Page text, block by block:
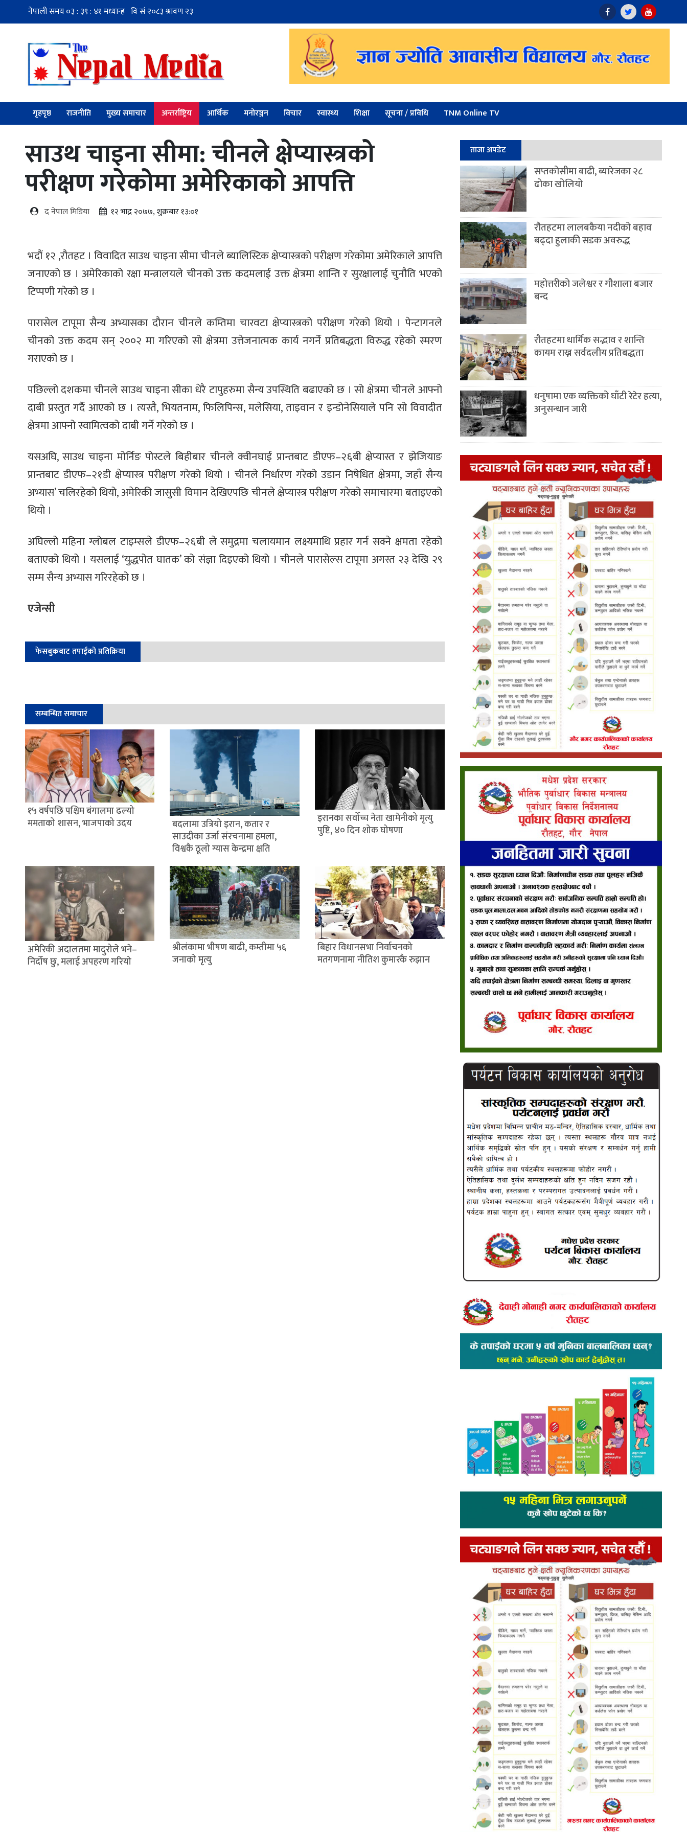
गृहपृष्ठ राजनीति मुख्य समाचार अन्तर्राष्ट्रिय आर्थिक मनोरञ्जन विचार स्वास्थ्य शिक्षा सूचना / प्रविधि TNM Online TV
साउथ चाइना सीमा: चीनले क्षेप्यास्त्रको
परीक्षण गरेकोमा अमेरिकाको आपत्ति
द नेपाल मिडिया १२ भाद्र २०७७, शुक्रबार १३:०१
भदौं १२ ,रौतहट । विवादित साउथ चाइना सीमा चीनले ब्यालिस्टिक क्षेप्यास्त्रको परीक्षण गरेकोमा अमेरिकाले आपत्ति
जनाएको छ । अमेरिकाको रक्षा मन्त्रालयले चीनको उक्त कदमलाई उक्त क्षेत्रमा शान्ति र सुरक्षालाई चुनौति भएको
टिप्पणी गरेको छ ।
पारासेल टापूमा सैन्य अभ्यासका दौरान चीनले कम्तिमा चारवटा क्षेप्यास्त्रको परीक्षण गरेको थियो । पेन्टागनले
चीनको उक्त कदम सन् २००२ मा गरिएको सो क्षेत्रमा उत्तेजनात्मक कार्य नगर्ने प्रतिबद्धता विरुद्ध रहेको स्मरण
गराएको छ ।
पछिल्लो दशकमा चीनले साउथ चाइना सीका धेरै टापुहरुमा सैन्य उपस्थिति बढाएको छ । सो क्षेत्रमा चीनले आफ्नो
दाबी प्रस्तुत गर्दै आएको छ । त्यस्तै, भियतनाम, फिलिपिन्स, मलेसिया, ताइवान र इन्डोनेसियाले पनि सो विवादीत
क्षेत्रमा आफ्नो स्वामित्वको दाबी गर्ने गरेको छ ।
यसअघि, साउथ चाइना मोर्निङ पोस्टले बिहीबार चीनले क्वीनघाई प्रान्तबाट डीएफ–२६बी क्षेप्यास्त र झेजियाङ
प्रान्तबाट डीएफ–२१डी क्षेप्यास्त्र परीक्षण गरेको थियो । चीनले निर्धारण गरेको उडान निषेधित क्षेत्रमा, जहाँ सैन्य
अभ्यास’ चलिरहेको थियो, अमेरिकी जासुसी विमान देखिएपछि चीनले क्षेप्यास्त्र परीक्षण गरेको समाचारमा बताइएको
थियो ।
अघिल्लो महिना ग्लोबल टाइम्सले डीएफ–२६बी ले समुद्रमा चलायमान लक्ष्यमाथि प्रहार गर्न सक्ने क्षमता रहेको
बताएको थियो । यसलाई ‘युद्धपोत घातक’ को संज्ञा दिइएको थियो । चीनले पारासेल्स टापूमा अगस्त २३ देखि २९
सम्म सैन्य अभ्यास गरिरहेको छ ।
एजेन्सी
फेसबुकबाट तपाईको प्रतिक्रिया
सम्बन्धित समाचार
१५ वर्षपछि पश्चिम बंगालमा ढल्यो
ममताको शासन, भाजपाको उदय
बदलामा उत्रियो इरान, कतार र
साउदीका उर्जा संरचनामा हमला,
विश्वकै ठूलो ग्यास केन्द्रमा क्षति
इरानका सर्वोच्च नेता खामेनीको मृत्यु
पुष्टि, ४० दिन शोक घोषणा
अमेरिकी अदालतमा मादुरोले भने–
निर्दोष छु, मलाई अपहरण गरियो
श्रीलंकामा भीषण बाढी, कम्तीमा ५६
जनाको मृत्यु
बिहार विधानसभा निर्वाचनको
मतगणनामा नीतिश कुमारकै रुझान
ताजा अपडेट
सप्तकोसीमा बाढी, ब्यारेजका २८
ढोका खोलियो
रौतहटमा लालबकैया नदीको बहाव
बढ्दा हुलाकी सडक अवरुद्ध
महोत्तरीको जलेश्वर र गौशाला बजार
बन्द
रौतहटमा धार्मिक सद्भाव र शान्ति
कायम राख्न सर्वदलीय प्रतिबद्धता
धनुषामा एक व्यक्तिको घाँटी रेटेर हत्या,
अनुसन्धान जारी